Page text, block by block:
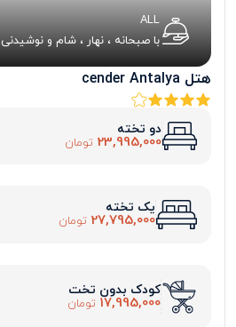
ALL
با صبحانه ، نهار ، شام و نوشیدنی
هتل cender Antalya
دو تخته
23,995,000 تومان
یک تخته
27,795,000 تومان
کودک بدون تخت
17,995,000 تومان